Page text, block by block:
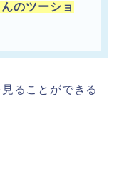
のツーショ
ることができる